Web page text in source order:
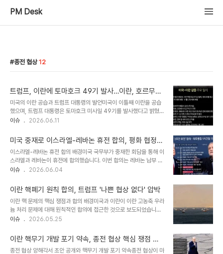
PM Desk
종전 협상 12
트럼프, 이란에 토마호크 49기 발사…이란, 호르무즈
해협 봉쇄로 맞대응
미국의 이란 공습과 트럼프 대통령의 발언미국이 이틀째 이란을 공습
했으며, 트럼프 대통령은 토마호크 미사일 49기를 발사했다고 밝혔습
니다. 일부 목표물은 테헤란에서 가까운 곳에 위치한 것으로 파악되었
했으나, 이란 측은 이를 즉각 부인했습니다. 이란의 대응 및 중동 정세
의 긴장 고조이란은 미국의 공습에 대해 호르무즈 해협 봉쇄로 맞섰으
며, 해협을 통과하려는 선박은 표적이 될 것이라고 경고했습니다. 또
한, 바레인에 있는 미 해군 5함대를 드론으로 공격하며 가혹한 대응을
예고했습니다. 이로 인해 중동 사태는 종전과 확전의 중대한 분수령을
번 공습을 자위권 차원으로 주장하..
이슈 2026.06.11
미국 중재로 이스라엘-레바논 휴전 합의, 평화 협정
진전 기대
이스라엘-레바논 휴전 합의 배경미국 국무부가 중재한 회담을 통해 이
스라엘과 레바논이 휴전에 합의했습니다. 이번 합의는 레바논 남부 지
역에서 헤즈볼라의 공격 중단과 철수를 전제로 합니다. 이는 포괄적인
합의의 주요 조건 및 의미휴전의 핵심 조건은 레바논 남부 리타니강 이
남 지역에서의 헤즈볼라의 모든 공격 행위 중단과 대원 철수입니다. 양
국은 이스라엘과 레바논 간의 미래 관계가 두 주권 정부에 의해 결정되
어야 함을 재확인했습니다. 또한, 어떤 국가나 비국가 행위자도 레바논
의 미래를 볼모로 잡으려는 시도를 거부한다는 점을 명확히 했습니다.
냥한 메시지를 포함하고 있습니..
이슈 2026.06.04
이란 핵폐기 원칙 합의, 트럼프 '나쁜 협상 없다' 압박
이란 핵 문제의 핵심 쟁점과 합의 배경미국과 이란이 이란 고농축 우라
늄 처리 문제에 대해 원칙적인 합의에 접근한 것으로 보도되었습니다.
이는 종전 협상의 주요 걸림돌이었던 사안에 대한 진전을 의미합니다.
니다. 트럼프 대통령의 협상 전략 및 입장트럼프 대통령은 협상에 서두
르지 말 것을 지시하며, '나쁜 협상은 하지 않을 것'이라고 강조했습니
다. 이는 과거 오바마 행정부의 이란 핵 합의와는 차별화된 접근 방식
이슈 2026.05.25
이란 핵무기 개발 포기 약속, 종전 협상 핵심 쟁점 부
상
종전 협상 양해각서 초안 공개와 핵무기 개발 포기 약속종전 협상이 마